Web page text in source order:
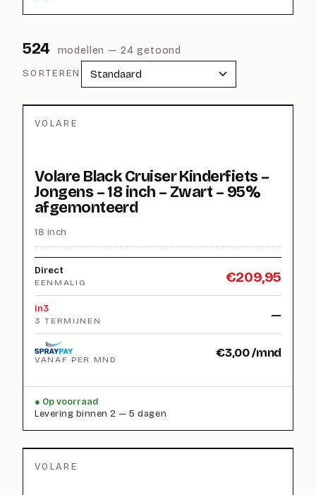
524 modellen — 24 getoond
SORTEREN
VOLARE
Volare Black Cruiser Kinderfiets –
Jongens – 18 inch – Zwart – 95%
afgemonteerd
18 inch
Direct
EENMALIG €209,95
in3
3 TERMIJNEN —
VANAF PER MND €3,00/mnd
Op voorraad
Levering binnen 2 — 5 dagen
VOLARE